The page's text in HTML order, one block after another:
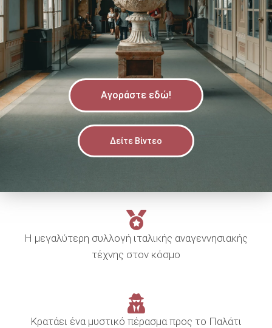
Η
Σ
Αγοράστε εδώ!
Δείτε Βίντεο
Η μεγαλύτερη συλλογή ιταλικής αναγεννησιακής
τέχνης στον κόσμο
Κρατάει ένα μυστικό πέρασμα προς το Παλάτι